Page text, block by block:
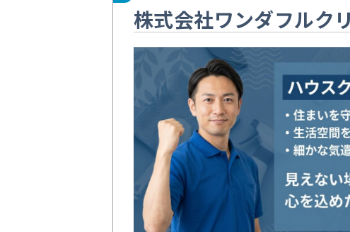
株式会社ワンダフルク